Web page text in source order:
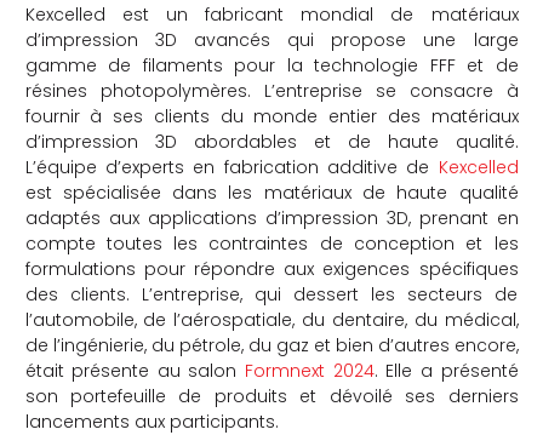
Kexcelled est un fabricant mondial de matériaux
d’impression 3D avancés qui propose une large
gamme de filaments pour la technologie FFF et de
résines photopolymères. L’entreprise se consacre à
fournir à ses clients du monde entier des matériaux
d’impression 3D abordables et de haute qualité.
L’équipe d’experts en fabrication additive de Kexcelled
est spécialisée dans les matériaux de haute qualité
adaptés aux applications d’impression 3D, prenant en
compte toutes les contraintes de conception et les
formulations pour répondre aux exigences spécifiques
des clients. L’entreprise, qui dessert les secteurs de
l’automobile, de l’aérospatiale, du dentaire, du médical,
de l’ingénierie, du pétrole, du gaz et bien d’autres encore,
était présente au salon Formnext 2024. Elle a présenté
son portefeuille de produits et dévoilé ses derniers
lancements aux participants.